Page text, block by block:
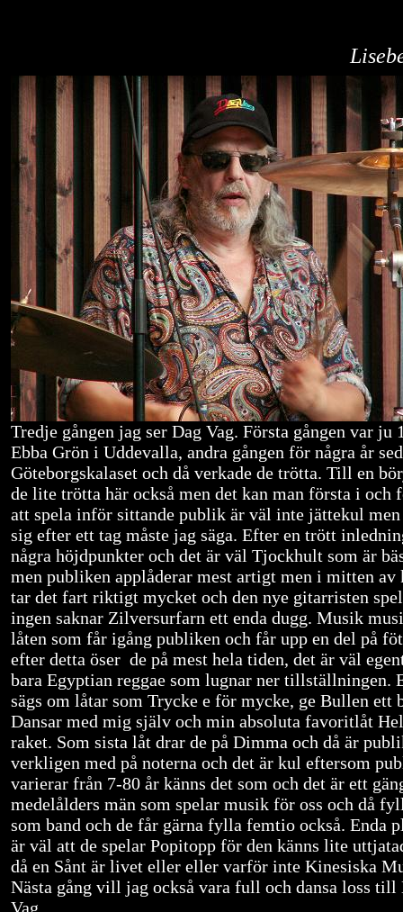
Tredje gången jag ser Dag Vag. Första gången var ju
Ebba Grön i Uddevalla, andra gången för några år
Göteborgskalaset och då verkade de trötta. Till en
de lite trötta här också men det kan man första i och
att spela inför sittande publik är väl inte jättekul
sig efter ett tag måste jag säga. Efter en trött
några höjdpunkter och det är väl Tjockhult som är
men publiken applåderar mest artigt men i mitten av
tar det fart riktigt mycket och den nye gitarristen
ingen saknar Zilversurfarn ett enda dugg. Musik
låten som får igång publiken och får upp en del på
efter detta öser de på mest hela tiden, det är väl
bara Egyptian reggae som lugnar ner tillställningen.
sägs om låtar som Trycke e för mycke, ge Bullen ett
Dansar med mig själv och min absoluta favoritlåt
raket. Som sista låt drar de på Dimma och då är
verkligen med på noterna och det är kul eftersom
varierar från 7-80 år känns det som och det är ett
medelålders män som spelar musik för oss och då
som band och de får gärna fylla femtio också. Enda
är väl att de spelar Popitopp för den känns lite
då en Sånt är livet eller eller varför inte Kinesiska
Nästa gång vill jag också vara full och dansa loss till
Vag......